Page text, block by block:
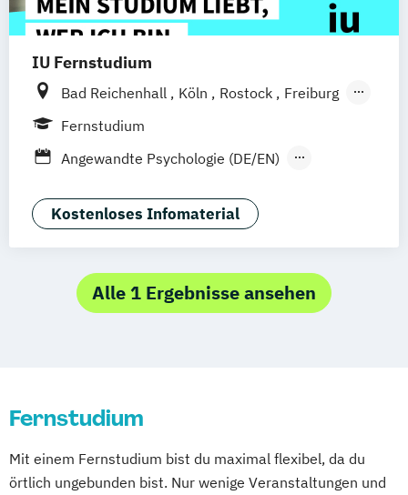
IU Fernstudium
Bad Reichenhall Köln Rostock
Freiburg
Kiel
Frankfurt am Main
Deggendorf Karlsruhe
Kassel
Oberhausen Offenbach Saarbrücken
Neu-Ulm Graz Innsbruck Wien
Augsburg Freising Friedrichshafen
Klagenfurt Magdeburg Münster Trier
Würzburg Chemnitz Linz
Fernstudium
Angewandte Psychologie (DE/EN)
Gesundheitspsychologie
Kommunikationspsychologie
Kostenloses Infomaterial
Alle 1 Ergebnisse ansehen
Fernstudium
Mit einem Fernstudium bist du maximal flexibel, da du
örtlich ungebunden bist. Nur wenige Veranstaltungen und